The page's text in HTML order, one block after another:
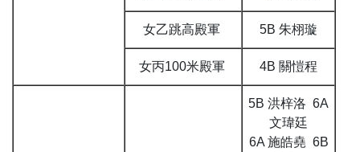
女乙跳高殿軍 5B 朱栩璇
女丙100米殿軍 4B 關愷程
5B 洪梓洛 6A
文瑋廷
6A 施皓堯 6B